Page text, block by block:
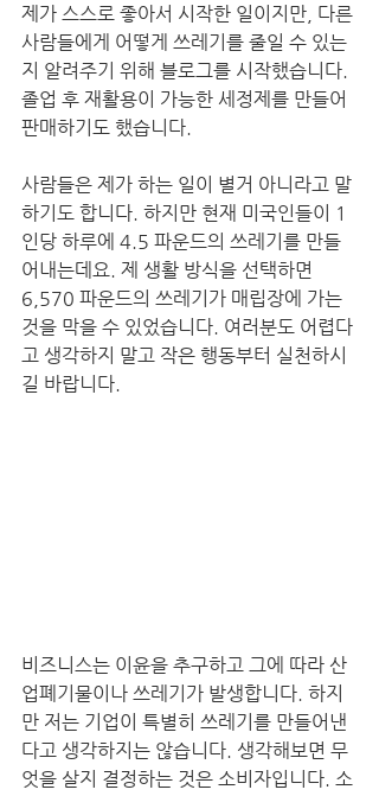
제가 스스로 좋아서 시작한 일이지만, 다른
사람들에게 어떻게 쓰레기를 줄일 수 있는
지 알려주기 위해 블로그를 시작했습니다.
졸업 후 재활용이 가능한 세정제를 만들어
판매하기도 했습니다.
사람들은 제가 하는 일이 별거 아니라고 말
하기도 합니다. 하지만 현재 미국인들이 1
인당 하루에 4.5 파운드의 쓰레기를 만들
어내는데요. 제 생활 방식을 선택하면
6,570 파운드의 쓰레기가 매립장에 가는
것을 막을 수 있었습니다. 여러분도 어렵다
고 생각하지 말고 작은 행동부터 실천하시
길 바랍니다.
비즈니스는 이윤을 추구하고 그에 따라 산
업폐기물이나 쓰레기가 발생합니다. 하지
만 저는 기업이 특별히 쓰레기를 만들어낸
다고 생각하지는 않습니다. 생각해보면 무
엇을 살지 결정하는 것은 소비자입니다. 소